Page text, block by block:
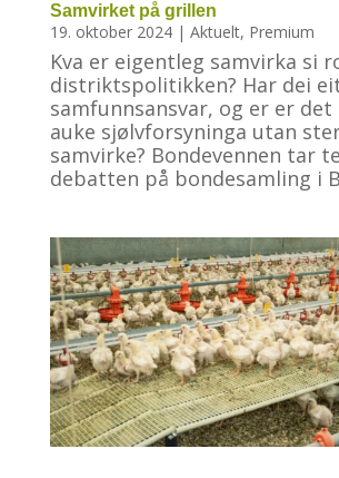
Samvirket på grillen
19. oktober 2024| Aktuelt, Premium
Kva er eigentleg samvirka si
distriktspolitikken? Har dei
samfunnsansvar, og er er det
auke sjølvforsyninga utan
samvirke? Bondevennen tar
debatten på bondesamling i